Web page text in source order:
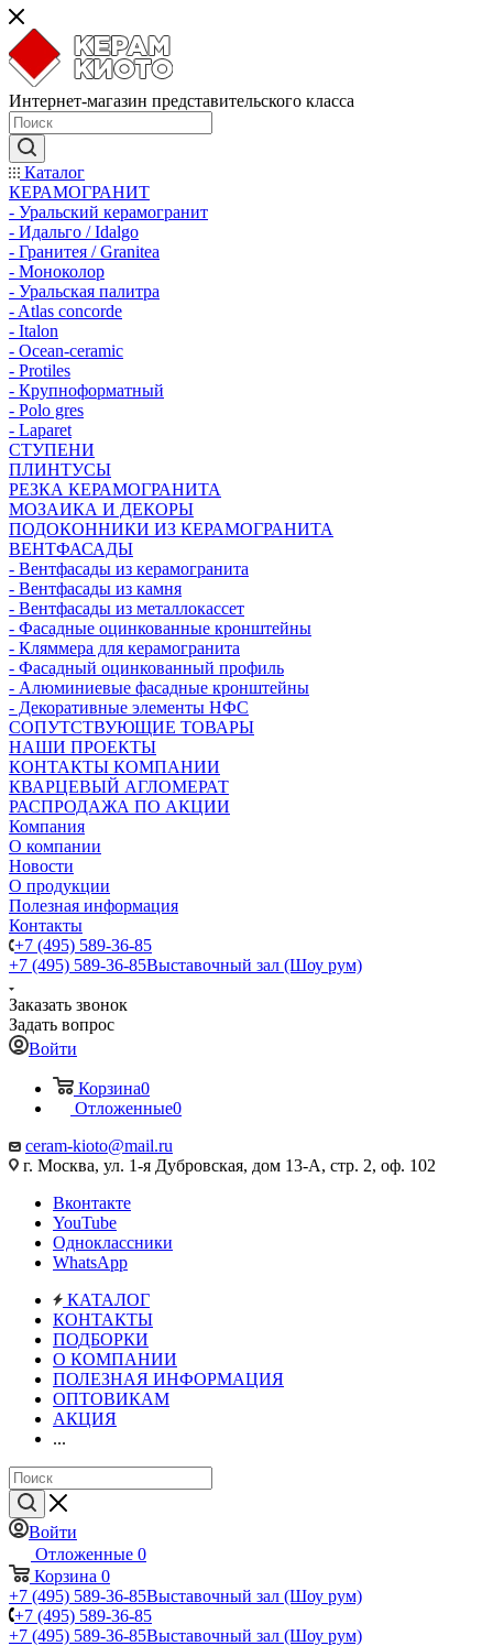
Интернет-магазин представительского класса
Каталог
КЕРАМОГРАНИТ
- Уральский керамогранит
- Идальго / Idalgo
- Гранитея / Granitea
- Моноколор
- Уральская палитра
- Atlas concorde
- Italon
- Ocean-ceramic
- Protiles
- Крупноформатный
- Polo gres
- Laparet
СТУПЕНИ
ПЛИНТУСЫ
РЕЗКА КЕРАМОГРАНИТА
МОЗАИКА И ДЕКОРЫ
ПОДОКОННИКИ ИЗ КЕРАМОГРАНИТА
ВЕНТФАСАДЫ
- Вентфасады из керамогранита
- Вентфасады из камня
- Вентфасады из металлокассет
- Фасадные оцинкованные кронштейны
- Кляммера для керамогранита
- Фасадный оцинкованный профиль
- Алюминиевые фасадные кронштейны
- Декоративные элементы НФС
СОПУТСТВУЮЩИЕ ТОВАРЫ
НАШИ ПРОЕКТЫ
КОНТАКТЫ КОМПАНИИ
КВАРЦЕВЫЙ АГЛОМЕРАТ
РАСПРОДАЖА ПО АКЦИИ
Компания
О компании
Новости
О продукции
Полезная информация
Контакты
+7 (495) 589-36-85
+7 (495) 589-36-85Выставочный зал (Шоу рум)
Заказать звонок
Задать вопрос
Войти
Корзина0
Отложенные0
ceram-kioto@mail.ru
г. Москва, ул. 1-я Дубровская, дом 13-А, стр. 2, оф. 102
Вконтакте
YouTube
Одноклассники
WhatsApp
КАТАЛОГ
КОНТАКТЫ
ПОДБОРКИ
О КОМПАНИИ
ПОЛЕЗНАЯ ИНФОРМАЦИЯ
ОПТОВИКАМ
АКЦИЯ
...
Войти
Отложенные 0
Корзина 0
+7 (495) 589-36-85Выставочный зал (Шоу рум)
+7 (495) 589-36-85
+7 (495) 589-36-85Выставочный зал (Шоу рум)